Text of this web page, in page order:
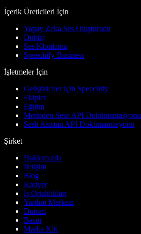
İçerik Üreticileri İçin
Yapay Zeka Ses Oluşturucu
Dublaj
Ses Klonlama
Speechify Business
İşletmeler İçin
Geliştiriciler İçin Speechify
Ekipler
Eğitim
Metinden Sese API Dokümantasyonu
Sesli Asistan API Dokümantasyonu
Şirket
Hakkımızda
İletişim
Blog
Kariyer
İş Ortaklıkları
Yardım Merkezi
Durum
Basın
Marka Kiti